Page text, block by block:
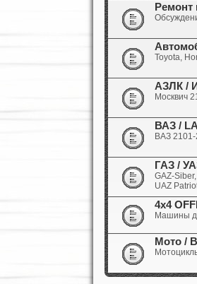
Toyota,
АЗЛК /
Москвич
ВАЗ /
ВАЗ
ГАЗ /
GAZ-
UAZ
4x4
Машины
Мото /